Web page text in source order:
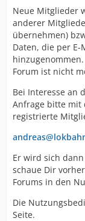
Neue Mitglieder
anderer
übernehmen)
Daten, die per
Forum ist nicht
Bei Interesse an
Anfrage bitte mit
registrierte
Er wird sich
schaue Dir
Forums in den
Die
Seite.